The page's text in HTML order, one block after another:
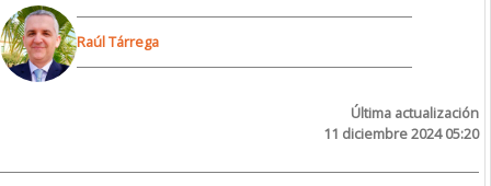
Raúl Tárrega
Última actualización
11 diciembre 2024 05:20